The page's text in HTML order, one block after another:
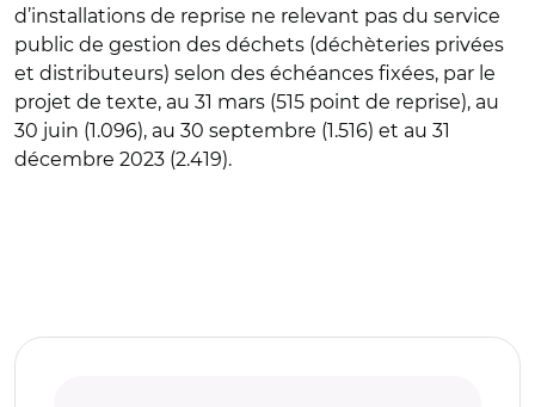
d’installations de reprise ne relevant pas du service
public de gestion des déchets (déchèteries privées
et distributeurs) selon des échéances fixées, par le
projet de texte, au 31 mars (515 point de reprise), au
30 juin (1.096), au 30 septembre (1.516) et au 31
décembre 2023 (2.419).